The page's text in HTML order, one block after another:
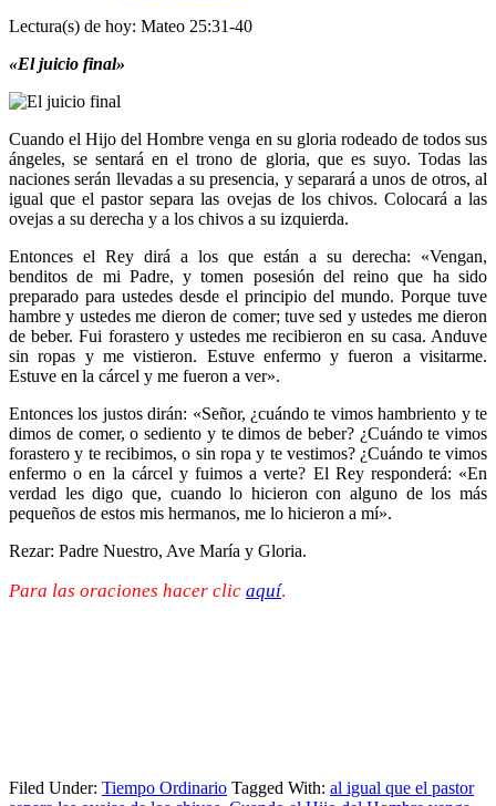
Lectura(s) de hoy: Mateo 25:31-40
«El juicio final»
Cuando el Hijo del Hombre venga en su gloria rodeado de todos sus
ángeles, se sentará en el trono de gloria, que es suyo. Todas las
naciones serán llevadas a su presencia, y separará a unos de otros, al
igual que el pastor separa las ovejas de los chivos. Colocará a las
ovejas a su derecha y a los chivos a su izquierda.
Entonces el Rey dirá a los que están a su derecha: «Vengan,
benditos de mi Padre, y tomen posesión del reino que ha sido
preparado para ustedes desde el principio del mundo. Porque tuve
hambre y ustedes me dieron de comer; tuve sed y ustedes me dieron
de beber. Fui forastero y ustedes me recibieron en su casa. Anduve
sin ropas y me vistieron. Estuve enfermo y fueron a visitarme.
Estuve en la cárcel y me fueron a ver».
Entonces los justos dirán: «Señor, ¿cuándo te vimos hambriento y te
dimos de comer, o sediento y te dimos de beber? ¿Cuándo te vimos
forastero y te recibimos, o sin ropa y te vestimos? ¿Cuándo te vimos
enfermo o en la cárcel y fuimos a verte? El Rey responderá: «En
verdad les digo que, cuando lo hicieron con alguno de los más
pequeños de estos mis hermanos, me lo hicieron a mí».
Rezar: Padre Nuestro, Ave María y Gloria.
Para las oraciones hacer clic aquí.
Filed Under: Tiempo Ordinario Tagged With: al igual que el pastor